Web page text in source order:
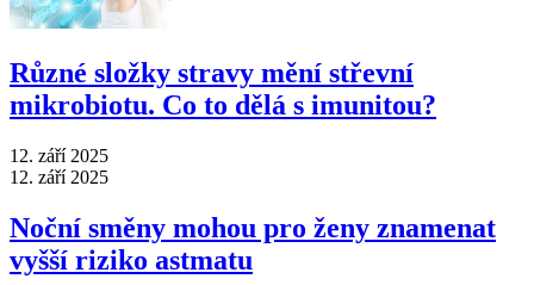
Různé složky stravy mění střevní
mikrobiotu. Co to dělá s imunitou?
12. září 2025
12. září 2025
Noční směny mohou pro ženy znamenat
vyšší riziko astmatu